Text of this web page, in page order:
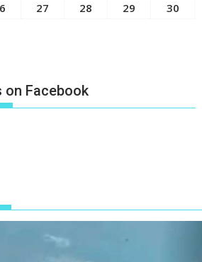
27 28 29 30
Facebook